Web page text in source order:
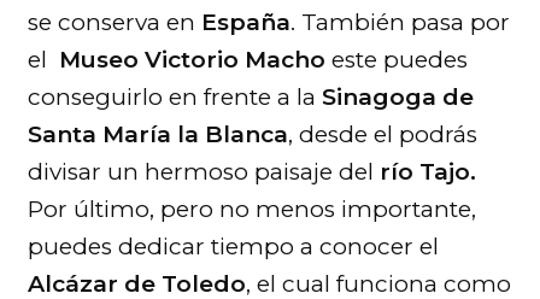
se conserva en España. También pasa por
el Museo Victorio Machoeste puedes
conseguirlo en frente a laSinagoga de
Santa María la Blanca, desde el podrás
divisar un hermoso paisaje del río Tajo.
Por último, pero no menos importante,
puedes dedicar tiempo a conocer el
Alcázar de Toledo, el cual funciona como